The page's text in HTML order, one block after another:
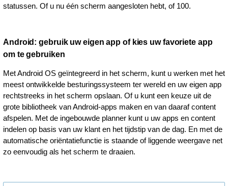
statussen. Of u nu één scherm aangesloten hebt, of 100.
Android: gebruik uw eigen app of kies uw favoriete app
om te gebruiken
Met Android OS geïntegreerd in het scherm, kunt u werken met het
meest ontwikkelde besturingssysteem ter wereld en uw eigen app
rechtstreeks in het scherm opslaan. Of u kunt een keuze uit de
grote bibliotheek van Android-apps maken en van daaraf content
afspelen. Met de ingebouwde planner kunt u uw apps en content
indelen op basis van uw klant en het tijdstip van de dag. En met de
automatische oriëntatiefunctie is staande of liggende weergave net
zo eenvoudig als het scherm te draaien.